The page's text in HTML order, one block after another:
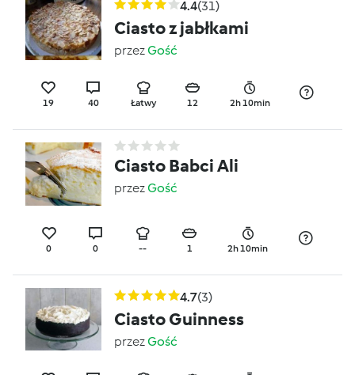
4.4(31)
Ciasto z jabłkami
przezGość
19 40 Łatwy 12 2h 10min
Ciasto Babci Ali
przezGość
0 0 -- 1 2h 10min
4.7(3)
Ciasto Guinness
przezGość